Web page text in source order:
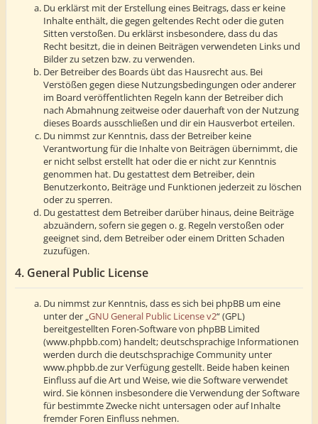
Du erklärst mit der Erstellung eines Beitrags, dass er keine
Inhalte enthält, die gegen geltendes Recht oder die guten
Sitten verstoßen. Du erklärst insbesondere, dass du das
Recht besitzt, die in deinen Beiträgen verwendeten Links und
Bilder zu setzen bzw. zu verwenden.
Der Betreiber des Boards übt das Hausrecht aus. Bei
Verstößen gegen diese Nutzungsbedingungen oder anderer
im Board veröffentlichten Regeln kann der Betreiber dich
nach Abmahnung zeitweise oder dauerhaft von der Nutzung
dieses Boards ausschließen und dir ein Hausverbot erteilen.
Du nimmst zur Kenntnis, dass der Betreiber keine
Verantwortung für die Inhalte von Beiträgen übernimmt, die
er nicht selbst erstellt hat oder die er nicht zur Kenntnis
genommen hat. Du gestattest dem Betreiber, dein
Benutzerkonto, Beiträge und Funktionen jederzeit zu löschen
oder zu sperren.
Du gestattest dem Betreiber darüber hinaus, deine Beiträge
abzuändern, sofern sie gegen o. g. Regeln verstoßen oder
geeignet sind, dem Betreiber oder einem Dritten Schaden
zuzufügen.
4. General Public License
Du nimmst zur Kenntnis, dass es sich bei phpBB um eine
unter der „GNU General Public License v2“ (GPL)
bereitgestellten Foren-Software von phpBB Limited
(www.phpbb.com) handelt; deutschsprachige Informationen
werden durch die deutschsprachige Community unter
www.phpbb.de zur Verfügung gestellt. Beide haben keinen
Einfluss auf die Art und Weise, wie die Software verwendet
wird. Sie können insbesondere die Verwendung der Software
für bestimmte Zwecke nicht untersagen oder auf Inhalte
fremder Foren Einfluss nehmen.